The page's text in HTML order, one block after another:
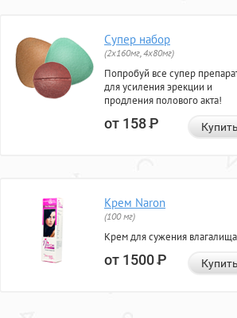
Супер набор
(2х160мг, 4х80мг)
Попробуй все супер
для усиления эрекции и
продления полового акта!
от 158Р Купить
Крем Naron
(100 мг)
Крем для сужения влагалища
от 1500Р Купить